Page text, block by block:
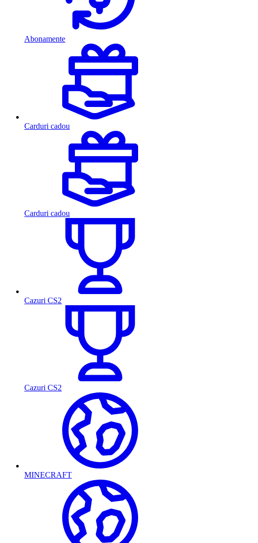
Abonamente
Carduri cadou
Carduri cadou
Cazuri CS2
Cazuri CS2
MINECRAFT